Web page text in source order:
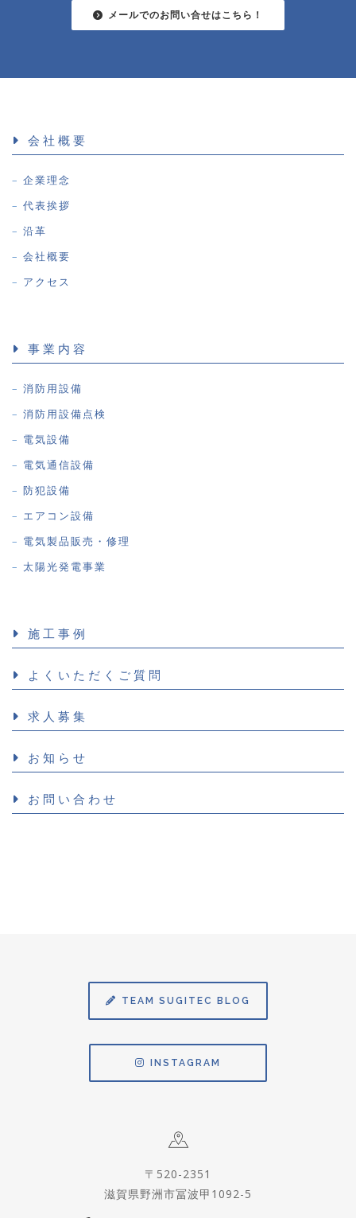
メールでのお問い合せはこちら！
会社概要
企業理念
代表挨拶
沿革
会社概要
アクセス
事業内容
消防用設備
消防用設備点検
電気設備
電気通信設備
防犯設備
エアコン設備
電気製品販売・修理
太陽光発電事業
施工事例
よくいただくご質問
求人募集
お知らせ
お問い合わせ
TEAM SUGITEC BLOG
INSTAGRAM
〒520-2351
滋賀県野洲市冨波甲1092-5